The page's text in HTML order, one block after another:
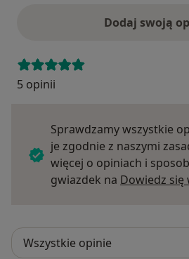
Dodaj swoją
5 opinii
Sprawdzamy wszystkie
je zgodnie z naszymi
więcej o opiniach i
gwiazdek na Dowiedz się